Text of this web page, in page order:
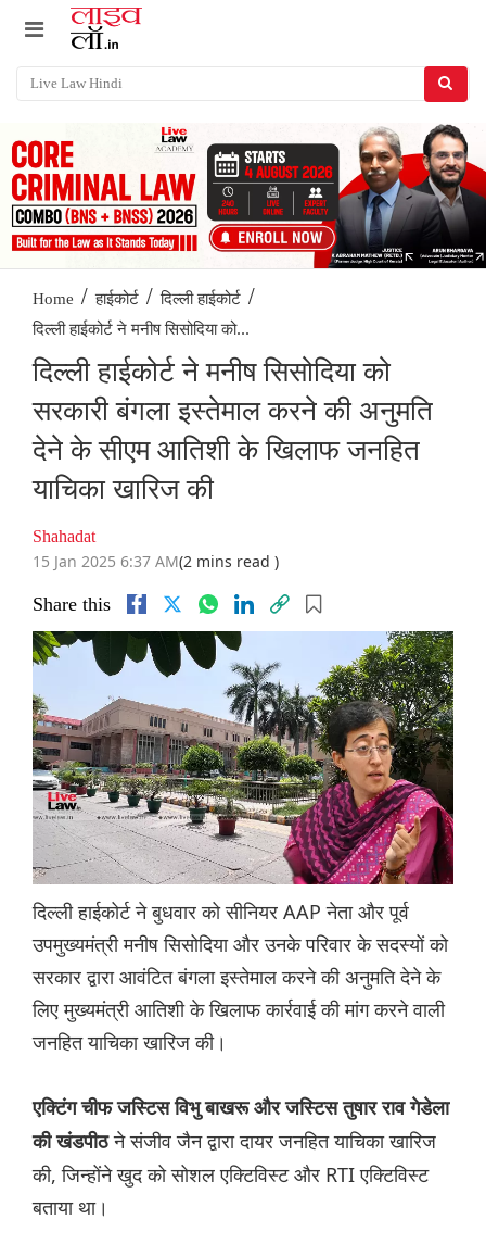
Home / हाईकोर्ट / दिल्ली हाईकोर्ट /
दिल्ली हाईकोर्ट ने मनीष सिसोदिया को...
दिल्ली हाईकोर्ट ने मनीष सिसोदिया को
सरकारी बंगला इस्तेमाल करने की अनुमति
देने के सीएम आतिशी के खिलाफ जनहित
याचिका खारिज की
Shahadat
15 Jan 2025 6:37 AM(2 mins read )
Share this
दिल्ली हाईकोर्ट ने बुधवार को सीनियर AAP नेता और पूर्व
उपमुख्यमंत्री मनीष सिसोदिया और उनके परिवार के सदस्यों को
सरकार द्वारा आवंटित बंगला इस्तेमाल करने की अनुमति देने के
लिए मुख्यमंत्री आतिशी के खिलाफ कार्रवाई की मांग करने वाली
जनहित याचिका खारिज की।
एक्टिंग चीफ जस्टिस विभु बाखरू और जस्टिस तुषार राव गेडेला
की खंडपीठने संजीव जैन द्वारा दायर जनहित याचिका खारिज
की, जिन्होंने खुद को सोशल एक्टिविस्ट और RTI एक्टिविस्ट
बताया था।